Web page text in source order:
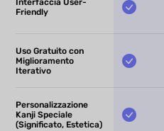
Friendly
Uso Gratuito con
Miglioramento
Iterativo
Personalizzazione
Kanji Speciale
(Significato, Estetica)